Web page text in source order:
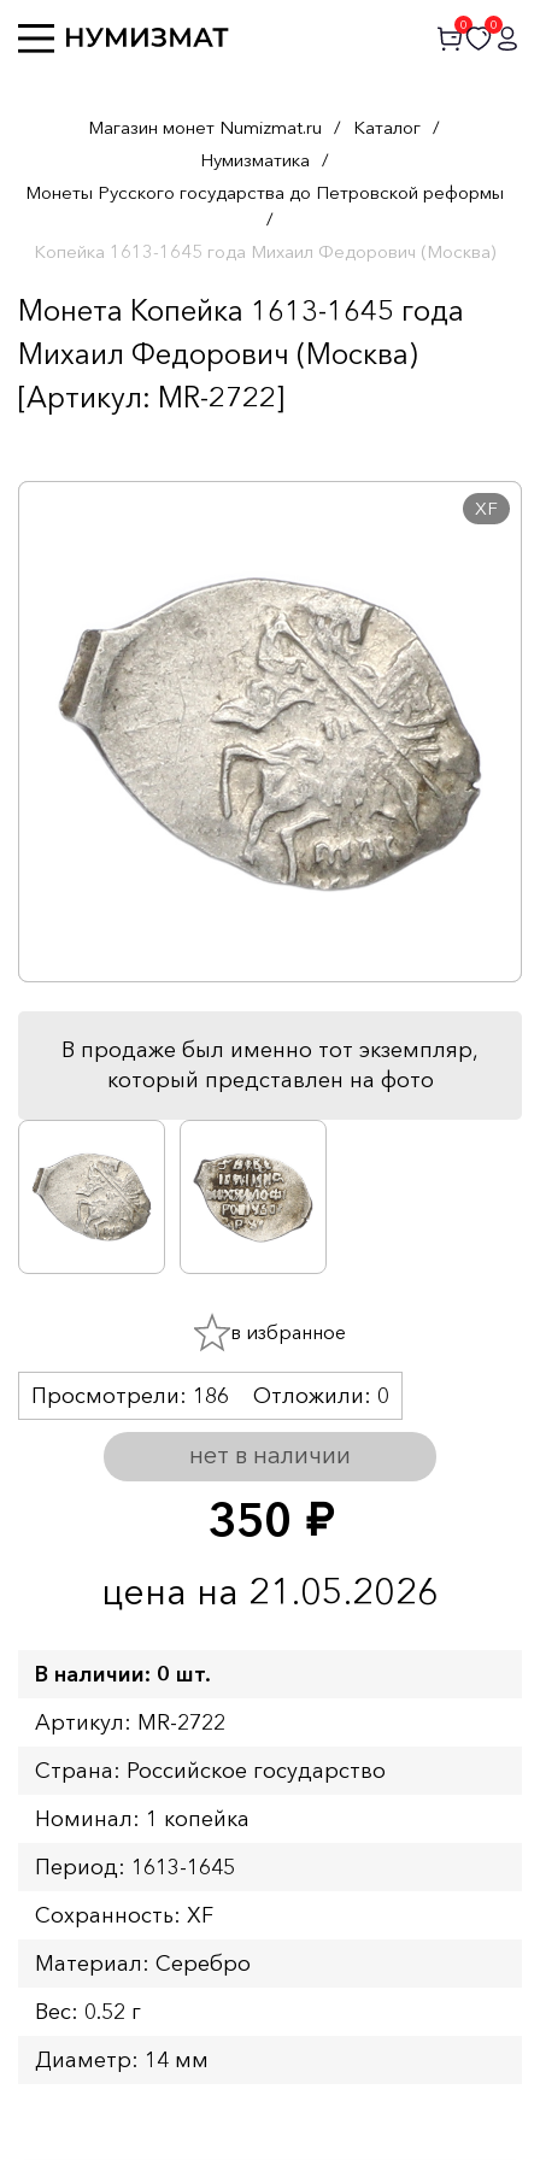
0 0
Магазин монет Numizmat.ru / Каталог /
Нумизматика /
Монеты Русского государства до Петровской реформы
/
Копейка 1613-1645 года Михаил Федорович (Москва)
Монета Копейка 1613-1645 года
Михаил Федорович (Москва)
[Артикул: MR-2722]
XF
В продаже был именно тот экземпляр,
который представлен на фото
350 руб.
цена на 21.05.2026
нет в наличии
Просмотрели: 186 Отложили: 0
в избранное
В наличии: 0 шт.
Артикул: MR-2722
Страна: Российское государство
Номинал: 1 копейка
Период: 1613-1645
Сохранность: XF
Материал: Серебро
Вес: 0.52 г
Диаметр: 14 мм